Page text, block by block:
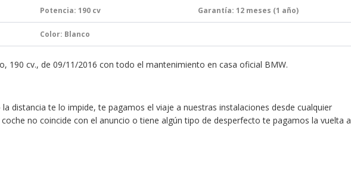
Potencia: 190 cv Garantía: 12 meses (1 año)
Color: Blanco
190 cv., de 09/11/2016 con todo el mantenimiento en casa oficial BMW.
distancia te lo impide, te pagamos el viaje a nuestras instalaciones desde cualquier
no coincide con el anuncio o tiene algún tipo de desperfecto te pagamos la vuelta a